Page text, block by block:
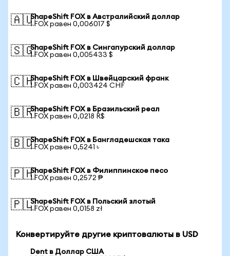
🇦🇺ShapeShift FOX в Австралийский доллар
1 FOX равен 0,006017 $
🇸🇬ShapeShift FOX в Сингапурский доллар
1 FOX равен 0,005433 $
🇨🇭ShapeShift FOX в Швейцарский франк
1 FOX равен 0,003424 CHF
🇧🇷ShapeShift FOX в Бразильский реал
1 FOX равен 0,0218 R$
🇧🇩ShapeShift FOX в Бангладешская така
1 FOX равен 0,5241 ৳
🇵🇭ShapeShift FOX в Филиппинское песо
1 FOX равен 0,2572 ₱
🇵🇱ShapeShift FOX в Польский злотый
1 FOX равен 0,0158 zł
Конвертируйте другие криптовалюты в USD
Dent в Доллар США